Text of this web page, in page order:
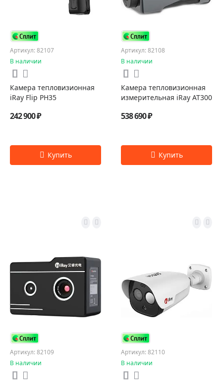
Артикул: 82107
В наличии
Камера тепловизионная
iRay Flip PH35
242 900 ₽
Артикул: 82108
В наличии
Камера тепловизионная
измерительная iRay AT300
538 690 ₽
Артикул: 82109
В наличии
Артикул: 82110
В наличии